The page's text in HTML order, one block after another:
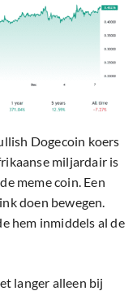
Dogecoin koers
miljardair is
meme coin. Een
doen bewegen.
hem inmiddels al de
langer alleen bij